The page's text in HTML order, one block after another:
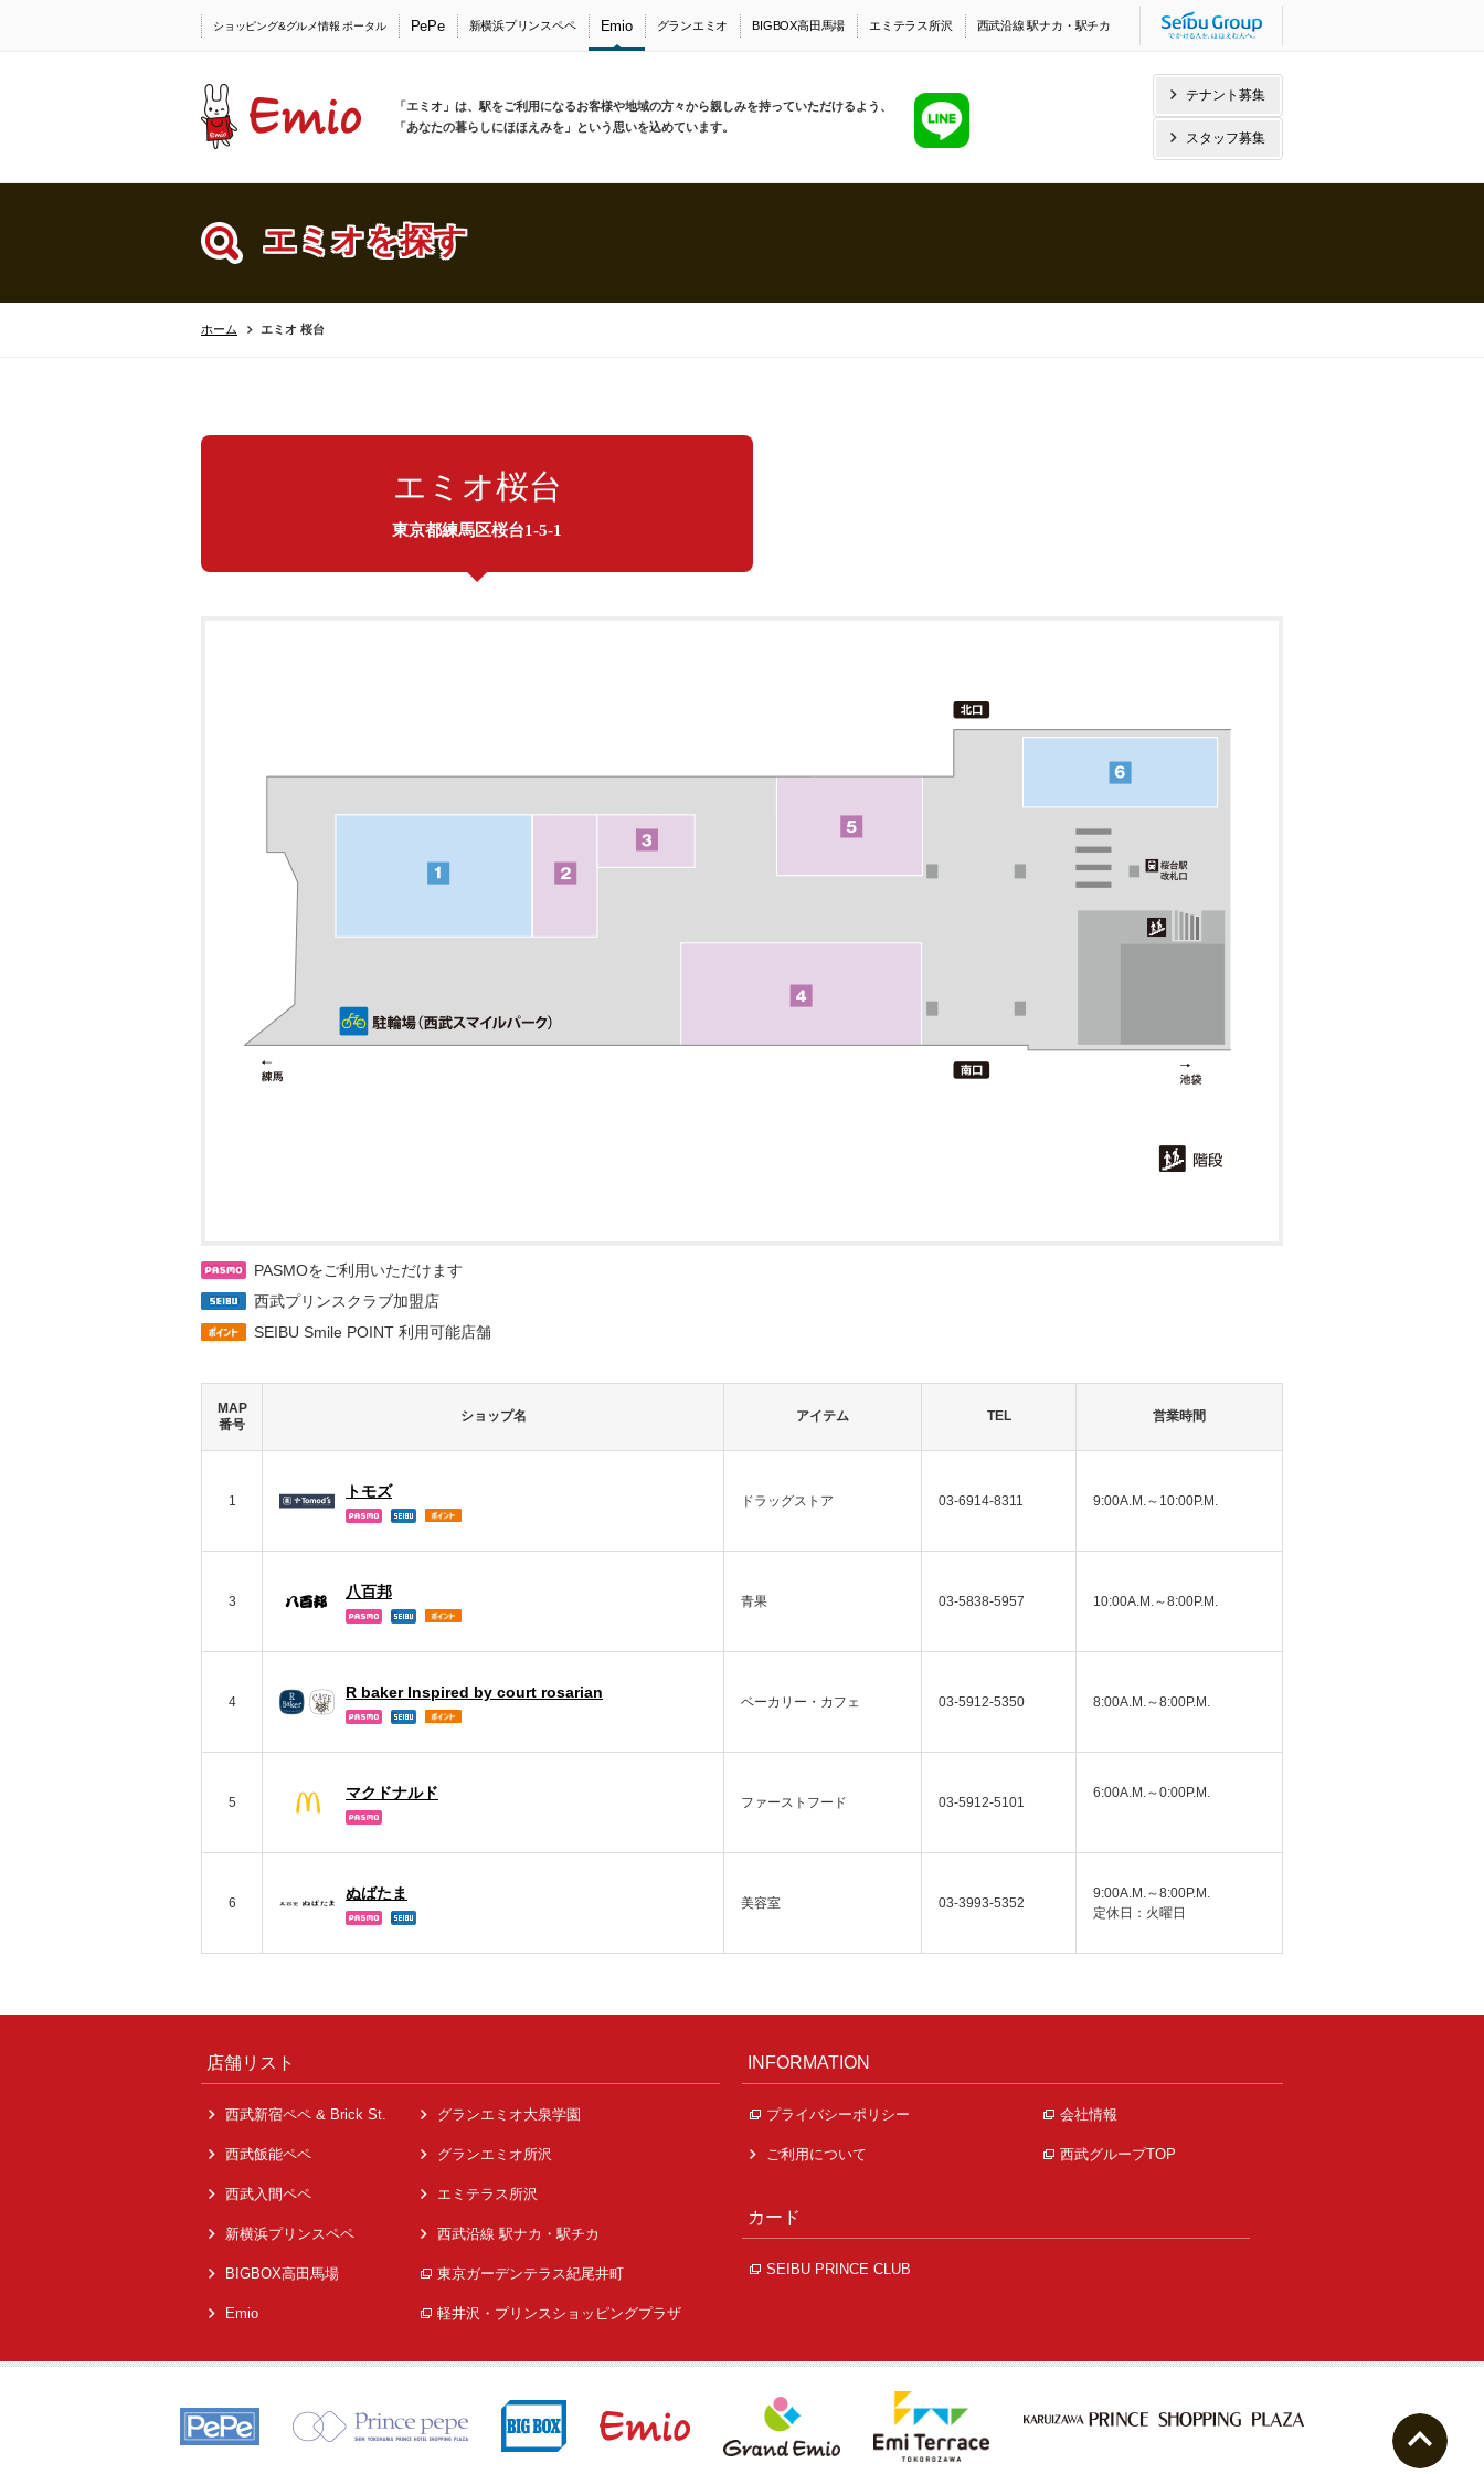
ショッピング&グルメ情報 ポータル PePe 新横浜プリンスペペ Emio グランエミオ BIGBOX高田馬場 エミテラス所沢 西武沿線 駅ナカ・駅チカ
「エミオ」は、駅をご利用になるお客様や地域の方々から親しみを持っていただけるよう、
「あなたの暮らしにほほえみを」という思いを込めています。
テナント募集
スタッフ募集
エミオを探す
ホーム エミオ 桜台
エミオ桜台
東京都練馬区桜台1-5-1
PASMOをご利用いただけます
西武プリンスクラブ加盟店
SEIBU Smile POINT 利用可能店舗
MAP
番号
ショップ名 アイテム TEL 営業時間
1
トモズ
ドラッグストア 03-6914-8311 9:00A.M.～10:00P.M.
3
八百邦
青果 03-5838-5957 10:00A.M.～8:00P.M.
4
R baker Inspired by court rosarian
ベーカリー・カフェ 03-5912-5350 8:00A.M.～8:00P.M.
5
マクドナルド
ファーストフード 03-5912-5101
6:00A.M.～0:00P.M.
6
ぬばたま
美容室 03-3993-5352
9:00A.M.～8:00P.M.
定休日：火曜日
店舗リスト
西武新宿ペペ & Brick St.
西武飯能ペペ
西武入間ペペ
新横浜プリンスペペ
BIGBOX高田馬場
Emio
グランエミオ大泉学園
グランエミオ所沢
エミテラス所沢
西武沿線 駅ナカ・駅チカ
東京ガーデンテラス紀尾井町
軽井沢・プリンスショッピングプラザ
INFORMATION
プライバシーポリシー
ご利用について
会社情報
西武グループTOP
カード
SEIBU PRINCE CLUB